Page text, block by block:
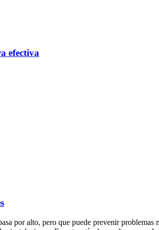
efectiva
por alto, pero que puede prevenir